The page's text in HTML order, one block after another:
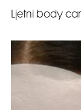
Ljetni body